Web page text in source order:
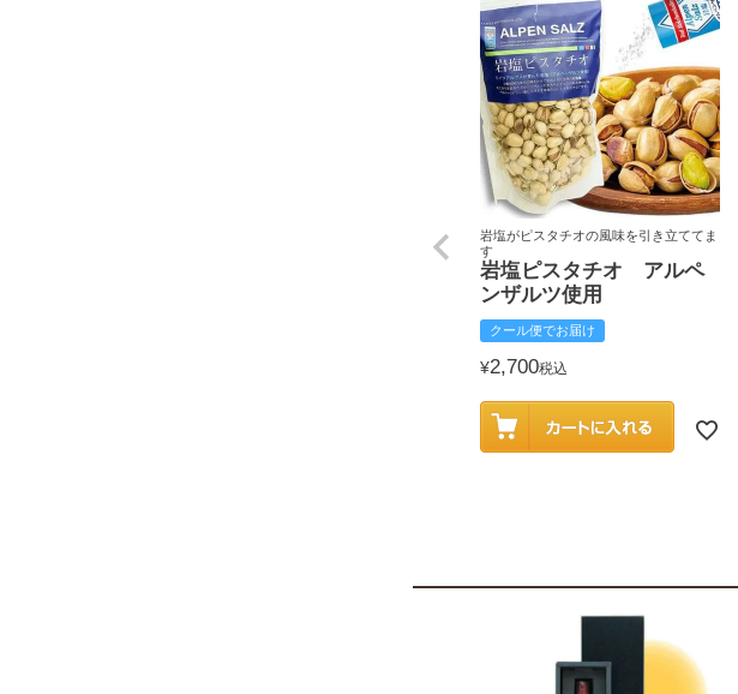
岩塩がピスタチオの風味を引き立ててま
す
岩塩ピスタチオ アルペ
ンザルツ使用
クール便でお届け
¥2,700税込